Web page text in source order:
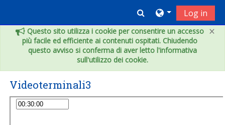
×
Questo sito utilizza i cookie per consentire un accesso
più facile ed efficiente ai contenuti ospitati. Chiudendo
questo avviso si conferma di aver letto l'informativa
sull'utilizzo dei cookie.
Toggle search
Log in
Videoterminali3